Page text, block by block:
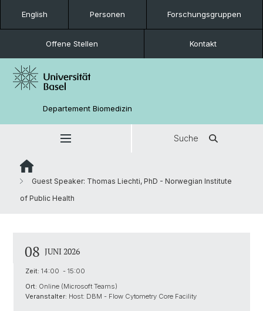
English Personen Forschungsgruppen
Offene Stellen Kontakt
Departement Biomedizin
Suche
Guest Speaker: Thomas Liechti, PhD - Norwegian Institute
of Public Health
08 JUNI 2026
Zeit: 14:00 - 15:00
Ort: Online (Microsoft Teams)
Veranstalter: Host: DBM - Flow Cytometry Core Facility